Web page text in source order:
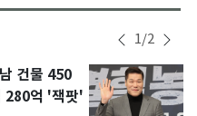
1/2
건물 450
280억 '잭팟'